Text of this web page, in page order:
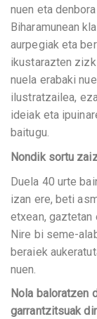
nuen eta
Biharamunean
aurpegiak eta
ikustarazten
nuela erabaki
ilustratzailea,
ideiak eta
baitugu.
Nondik sortu
Duela 40 urte
izan ere, beti
etxean, gaztetan
Nire bi seme-
beraiek
nuen.
Nola baloratzen
garrantzitsuak